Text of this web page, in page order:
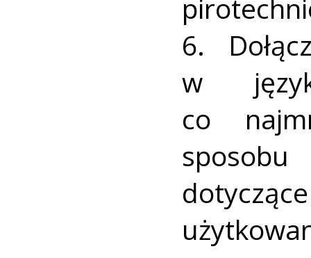
6.
w
co